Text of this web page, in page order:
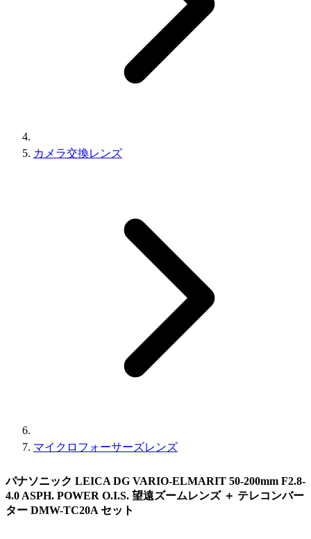
カメラ交換レンズ
マイクロフォーサーズレンズ
パナソニック LEICA DG VARIO-ELMARIT 50-200mm F2.8-
4.0 ASPH. POWER O.I.S. 望遠ズームレンズ ＋ テレコンバー
ター DMW-TC20A セット